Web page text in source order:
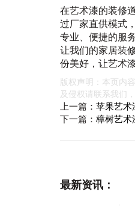
在艺术漆的装修
过厂家直供模式
专业、便捷的服
让我们的家居装
份美好，让艺术
版权声明：本页内
及侵权请联系我们
上一篇： 苹果艺术
下一篇： 樟树艺术
最新资讯：